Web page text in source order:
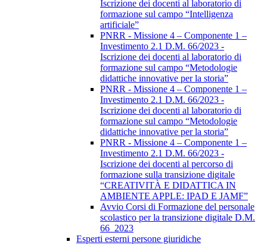
Iscrizione dei docenti al laboratorio di
formazione sul campo “Intelligenza
artificiale”
PNRR - Missione 4 – Componente 1 –
Investimento 2.1 D.M. 66/2023 -
Iscrizione dei docenti al laboratorio di
formazione sul campo “Metodologie
didattiche innovative per la storia”
PNRR - Missione 4 – Componente 1 –
Investimento 2.1 D.M. 66/2023 -
Iscrizione dei docenti al laboratorio di
formazione sul campo “Metodologie
didattiche innovative per la storia”
PNRR - Missione 4 – Componente 1 –
Investimento 2.1 D.M. 66/2023 -
Iscrizione dei docenti al percorso di
formazione sulla transizione digitale
“CREATIVITÀ E DIDATTICA IN
AMBIENTE APPLE: IPAD E JAMF”
Avvio Corsi di Formazione del personale
scolastico per la transizione digitale D.M.
66_2023
Esperti esterni persone giuridiche